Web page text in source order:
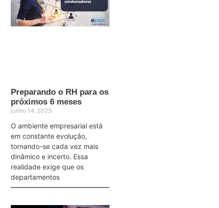
Preparando o RH para os
próximos 6 meses
junho 14, 2023
O ambiente empresarial está
em constante evolução,
tornando-se cada vez mais
dinâmico e incerto. Essa
realidade exige que os
departamentos